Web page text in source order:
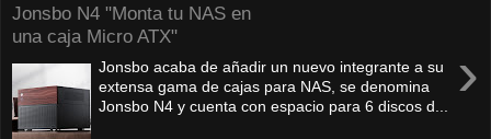
Jonsbo N4 "Monta tu NAS en
una caja Micro ATX"
›
Jonsbo acaba de añadir un nuevo integrante a su
extensa gama de cajas para NAS, se denomina
Jonsbo N4 y cuenta con espacio para 6 discos d...